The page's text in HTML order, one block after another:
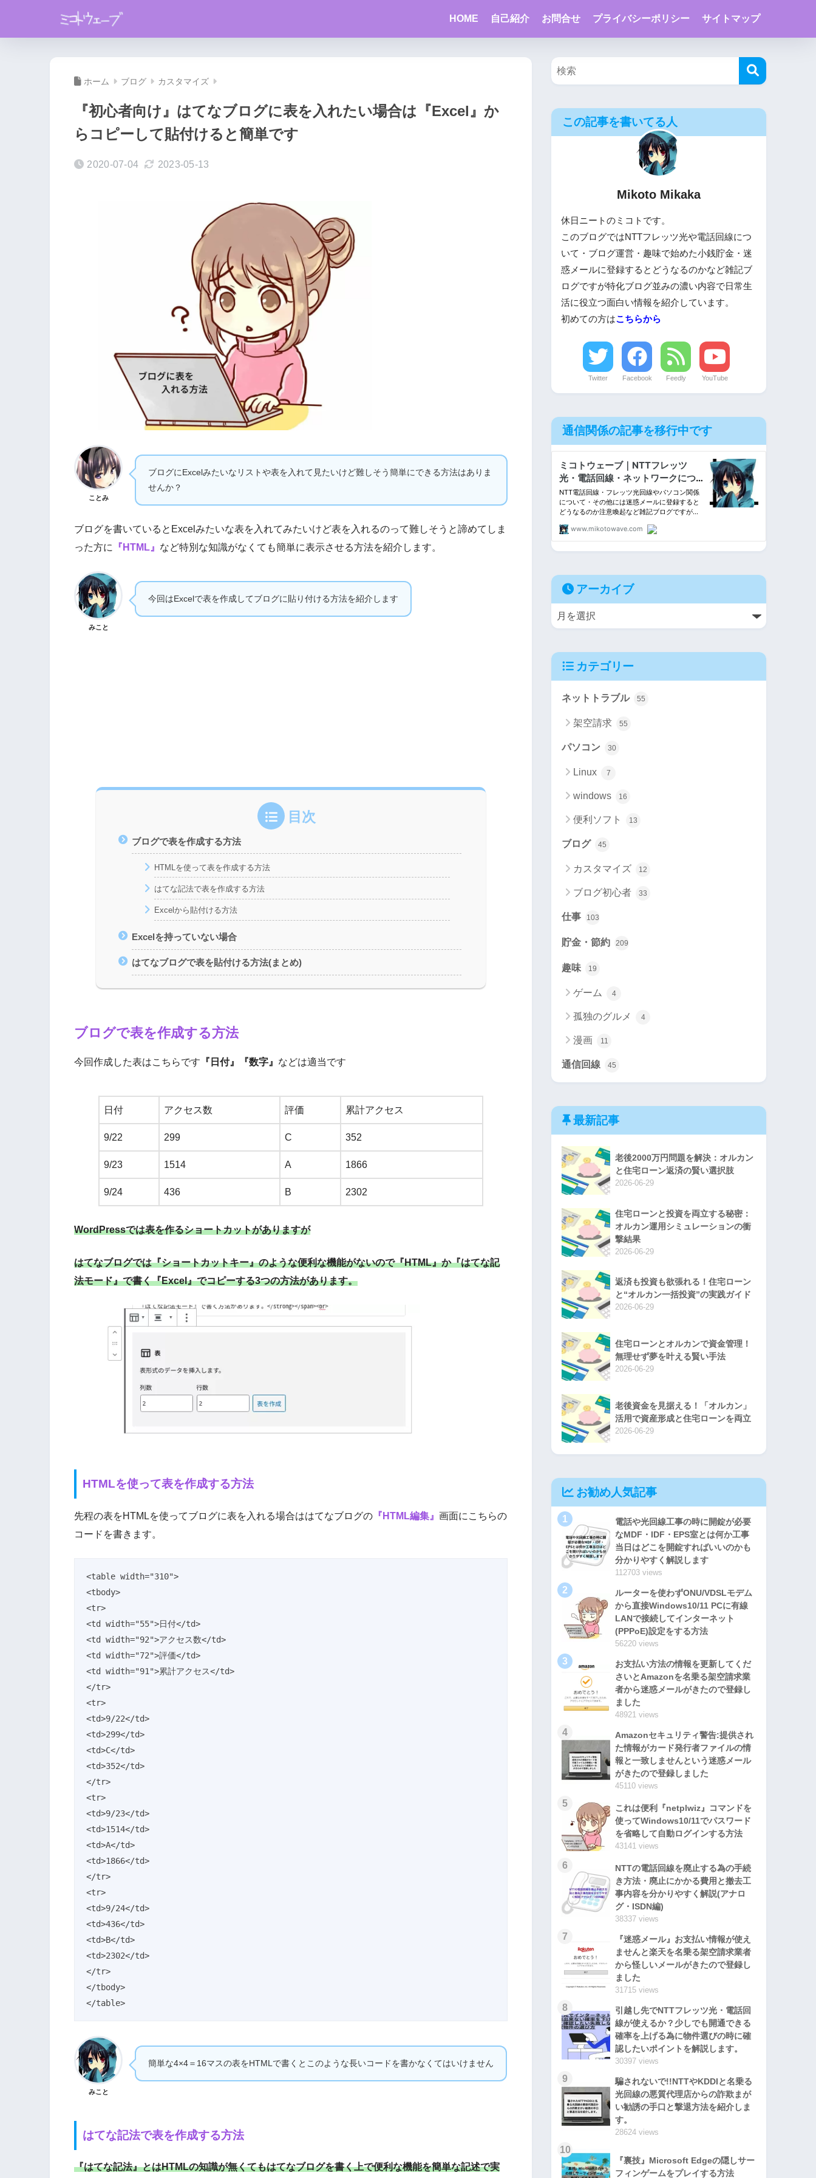
HOME 自己紹介 お問合せ プライバシーポリシー サイトマップ
ホーム ブログ カスタマイズ
『初心者向け』はてなブログに表を入れたい場合は『Excel』か
らコピーして貼付けると簡単です
2020-07-04 2023-05-13
ことみ
ブログにExcelみたいなリストや表を入れて見たいけど難しそう簡単にできる方法はありま
せんか？
ブログを書いているとExcelみたいな表を入れてみたいけど表を入れるのって難しそうと諦めてしま
った方に
『HTML』 など特別な知識がなくても簡単に表示させる方法を紹介します。
みこと
今回はExcelで表を作成してブログに貼り付ける方法を紹介します
目次
ブログで表を作成する方法
HTMLを使って表を作成する方法
はてな記法で表を作成する方法
Excelから貼付ける方法
Excelを持っていない場合
はてなブログで表を貼付ける方法(まとめ)
ブログで表を作成する方法
今回作成した表はこちらです 『日付』『数字』 などは適当です
日付 アクセス数 評価 累計アクセス
9/22 299 C 352
9/23 1514 A 1866
9/24 436 B 2302
WordPressでは表を作るショートカットがありますが
はてなブログでは『ショートカットキー』のような便利な機能がないので『HTML』か『はてな記
法モード』で書く『Excel』でコピーする3つの方法があります。
HTMLを使って表を作成する方法
先程の表をHTMLを使ってブログに表を入れる場合ははてなブログの 『HTML編集』 画面にこちらの
コードを書きます。
<table width="310">
<tbody>
<tr>
<td width="55">日付</td>
<td width="92">アクセス数</td>
<td width="72">評価</td>
<td width="91">累計アクセス</td>
</tr>
<tr>
<td>9/22</td>
<td>299</td>
<td>C</td>
<td>352</td>
</tr>
<tr>
<td>9/23</td>
<td>1514</td>
<td>A</td>
<td>1866</td>
</tr>
<tr>
<td>9/24</td>
<td>436</td>
<td>B</td>
<td>2302</td>
</tr>
</tbody>
</table>
みこと
簡単な4×4＝16マスの表をHTMLで書くとこのような長いコードを書かなくてはいけません
はてな記法で表を作成する方法
『はてな記法』とはHTMLの知識が無くてもはてなブログを書く上で便利な機能を簡単な記述で実
この記事を書いてる人
Mikoto Mikaka
休日ニートのミコトです。
このブログではNTTフレッツ光や電話回線につ
いて・ブログ運営・趣味で始めた小銭貯金・迷
惑メールに登録するとどうなるのかなど雑記ブ
ログですが特化ブログ並みの濃い内容で日常生
活に役立つ面白い情報を紹介しています。
初めての方はこちらから
Twitter Facebook Feedly YouTube
通信関係の記事を移行中です
アーカイブ
カテゴリー
ネットトラブル 55
架空請求 55
パソコン 30
Linux 7
windows 16
便利ソフト 13
ブログ 45
カスタマイズ 12
ブログ初心者 33
仕事 103
貯金・節約 209
趣味 19
ゲーム 4
孤独のグルメ 4
漫画 11
通信回線 45
最新記事
老後2000万円問題を解決：オルカン
と住宅ローン返済の賢い選択肢
2026-06-29
住宅ローンと投資を両立する秘密：
オルカン運用シミュレーションの衝
撃結果
2026-06-29
返済も投資も欲張れる！住宅ローン
と“オルカン一括投資”の実践ガイド
2026-06-29
住宅ローンとオルカンで資金管理！
無理せず夢を叶える賢い手法
2026-06-29
老後資金を見据える！「オルカン」
活用で資産形成と住宅ローンを両立
2026-06-29
お勧め人気記事
1
電話や光回線工事の時に開錠が必要
なMDF・IDF・EPS室とは何か工事
当日はどこを開錠すればいいのかも
分かりやすく解説します
112703 views
2
ルーターを使わずONU/VDSLモデム
から直接Windows10/11 PCに有線
LANで接続してインターネット
(PPPoE)設定をする方法
56220 views
3
お支払い方法の情報を更新してくだ
さいとAmazonを名乗る架空請求業
者から迷惑メールがきたので登録し
ました
48921 views
4
Amazonセキュリティ警告:提供され
た情報がカード発行者ファイルの情
報と一致しませんという迷惑メール
がきたので登録しました
45110 views
5
これは便利『netplwiz』コマンドを
使ってWindows10/11でパスワード
を省略して自動ログインする方法
43141 views
6
NTTの電話回線を廃止する為の手続
き方法・廃止にかかる費用と撤去工
事内容を分かりやすく解説(アナロ
グ・ISDN編)
38337 views
7
『迷惑メール』お支払い情報が使え
ませんと楽天を名乗る架空請求業者
から怪しいメールがきたので登録し
ました
31715 views
8
引越し先でNTTフレッツ光・電話回
線が使えるか？少しでも開通できる
確率を上げる為に物件選びの時に確
認したいポイントを解説します。
30397 views
9
騙されないで!!NTTやKDDIと名乗る
光回線の悪質代理店からの詐欺まが
い勧誘の手口と撃退方法を紹介しま
す。
28624 views
10
『裏技』Microsoft Edgeの隠しサー
フィンゲームをプレイする方法